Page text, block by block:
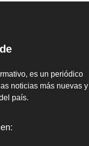
es un periódico
noticias más nuevas y
país.